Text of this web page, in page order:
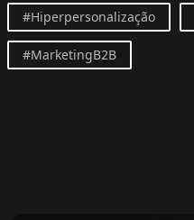
#Hiperpersonalização
#MarketingB2B